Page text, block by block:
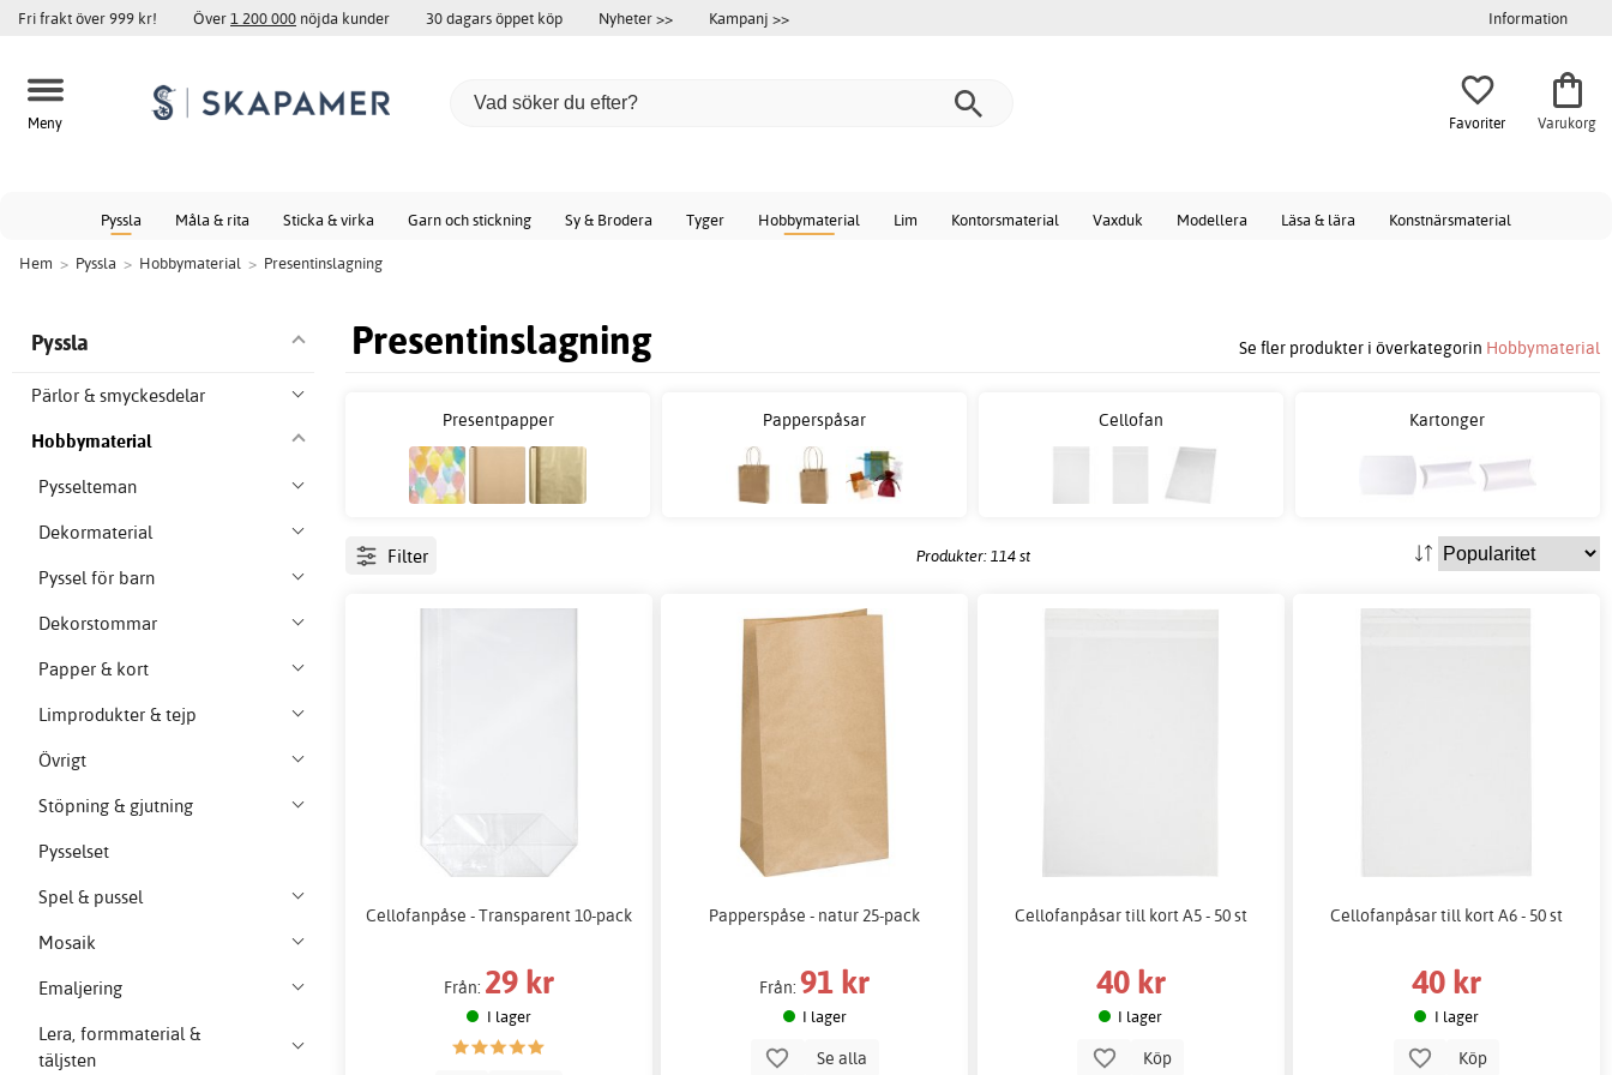
Fri frakt över 999 kr! Över1 200 000 nöjda kunder 30 dagars öppet köp Nyheter >> Kampanj >> Information
Meny Favoriter Varukorg
Pyssla Måla & rita Sticka & virka Garn och stickning Sy & Brodera Tyger Hobbymaterial Lim Kontorsmaterial Vaxduk Modellera Läsa & lära Konstnärsmaterial
Hem > Pyssla > Hobbymaterial > Presentinslagning
Presentinslagning Se fler produkter i överkategorin Hobbymaterial
Pyssla
Pärlor & smyckesdelar
Hobbymaterial
Pysselteman
Dekormaterial
Pyssel för barn
Dekorstommar
Papper & kort
Limprodukter & tejp
Övrigt
Stöpning & gjutning
Pysselset
Spel & pussel
Mosaik
Emaljering
Lera, formmaterial &
täljsten
Presentpapper Papperspåsar Cellofan Kartonger
Filter Produkter: 114 st
Cellofanpåse - Transparent 10-pack
Från: 29 kr
I lager
Papperspåse - natur 25-pack
Från: 91 kr
I lager
Se alla
Cellofanpåsar till kort A5 - 50 st
40 kr
I lager
Köp
Cellofanpåsar till kort A6 - 50 st
40 kr
I lager
Köp